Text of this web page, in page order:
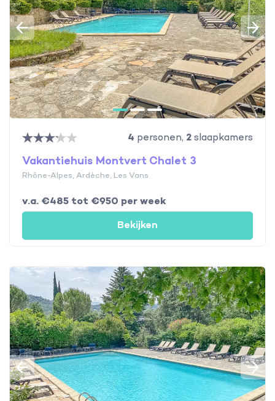
4 personen, 2slaapkamers
Vakantiehuis Montvert Chalet 3
Rhône-Alpes, Ardèche, Les Vans
v.a. €485 tot €950 per week
Bekijken